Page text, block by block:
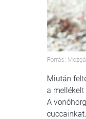
Forrás:
Miután
a mellékelt
A